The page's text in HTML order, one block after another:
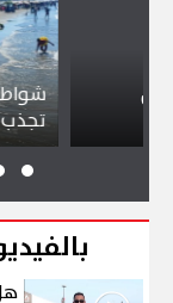
شواطئ
تجذب